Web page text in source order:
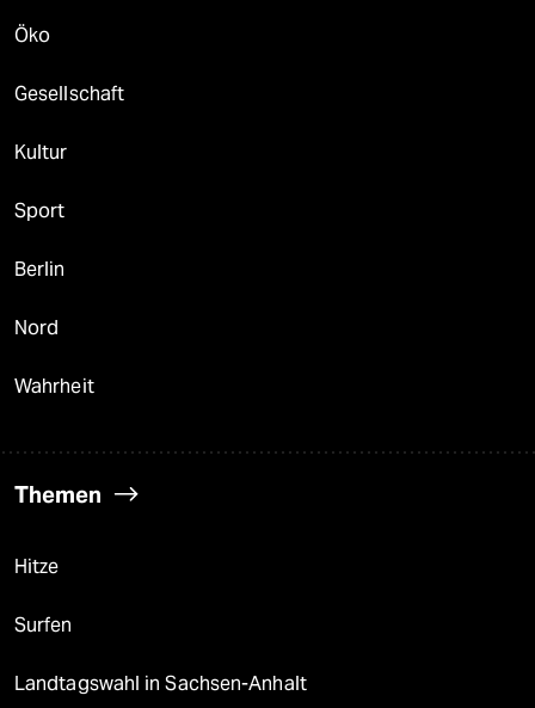
Öko
Gesellschaft
Kultur
Sport
Berlin
Nord
Wahrheit
Themen
Hitze
Surfen
Landtagswahl in Sachsen-Anhalt